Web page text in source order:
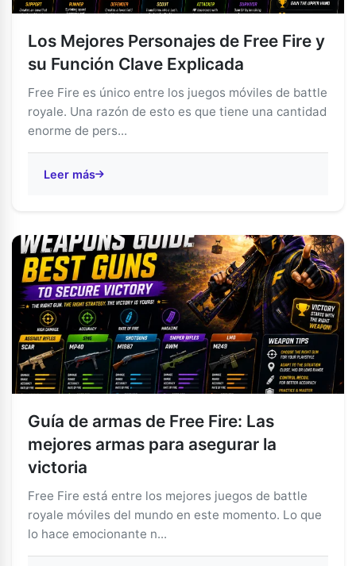
Los Mejores Personajes de Free Fire y
su Función Clave Explicada
Free Fire es único entre los juegos móviles de battle
royale. Una razón de esto es que tiene una cantidad
enorme de pers...
Leer más
Guía de armas de Free Fire: Las
mejores armas para asegurar la
victoria
Free Fire está entre los mejores juegos de battle
royale móviles del mundo en este momento. Lo que
lo hace emocionante n...